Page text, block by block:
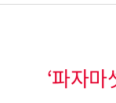
‘파자마